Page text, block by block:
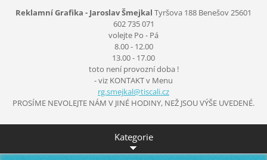
Reklamní Grafika - Jaroslav Šmejkal Tyršova 188 Benešov25601
602 735 071
volejte Po - Pá
8.00 - 12.00
13.00 - 17.00
toto není provozní doba !
- viz KONTAKT v Menu
rg.smejkal@tiscali.cz
PROSÍME NEVOLEJTE NÁM V JINÉ HODINY, NEŽ JSOU VÝŠE UVEDENÉ.
Kategorie